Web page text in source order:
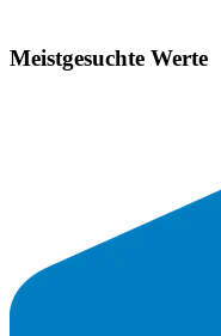
Meistgesuchte Werte